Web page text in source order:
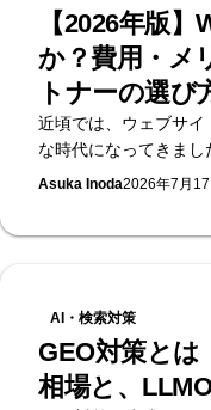
【2026年版
か？費用・メ
トナーの選び
近頃では、ウェブサイ
な時代になってきまし
持ってサイトを作成す
というものであれば
る必要があります。
うデザインの作成、
に最適な構造とコンテ
Asuka Inoda2026年7月17
AI・検索対策
GEO対策とは
相場と、